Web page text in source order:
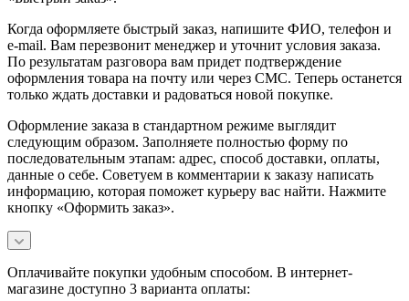
Когда оформляете быстрый заказ, напишите ФИО, телефон и
e-mail. Вам перезвонит менеджер и уточнит условия заказа.
По результатам разговора вам придет подтверждение
оформления товара на почту или через СМС. Теперь останется
только ждать доставки и радоваться новой покупке.
Оформление заказа в стандартном режиме выглядит
следующим образом. Заполняете полностью форму по
последовательным этапам: адрес, способ доставки, оплаты,
данные о себе. Советуем в комментарии к заказу написать
информацию, которая поможет курьеру вас найти. Нажмите
кнопку «Оформить заказ».
Оплачивайте покупки удобным способом. В интернет-
магазине доступно 3 варианта оплаты: